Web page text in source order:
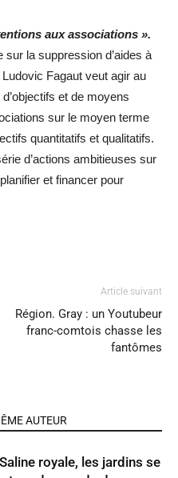
aux associations ».
la suppression d’aides à
Fagaut veut agir au
et de moyens
sur le moyen terme
quantitatifs et qualitatifs.
d’actions ambitieuses sur
et financer pour
Article suivant
Région. Gray : un Youtubeur
franc-comtois chasse les
fantômes
AUTEUR
royale, les jardins se